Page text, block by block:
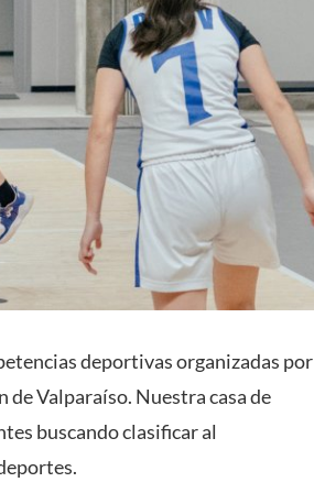
deportivas organizadas por
de Valparaíso. Nuestra casa de
buscando clasificar al